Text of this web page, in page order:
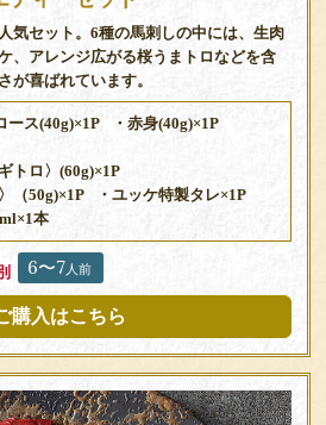
気セット。6種の馬刺しの中には、生肉
、アレンジ広がる桜うまトロなどを含
が喜ばれています。
ース(40g)×1P
・赤身(40g)×1P
トロ〉(60g)×1P
（50g)×1P
・ユッケ特製タレ×1P
本
6〜7人前
購入はこちら